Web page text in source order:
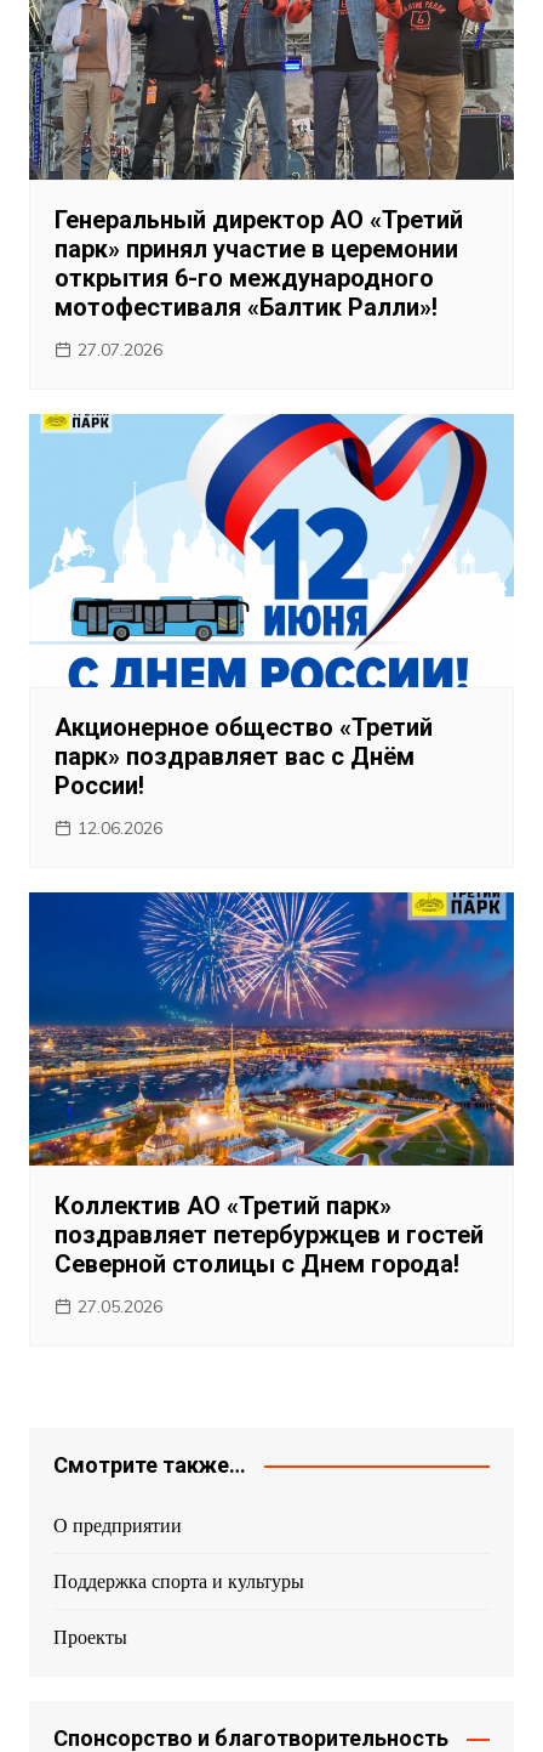
Генеральный директор АО «Третий
парк» принял участие в церемонии
открытия 6-го международного
мотофестиваля «Балтик Ралли»!
27.07.2026
Акционерное общество «Третий
парк» поздравляет вас с Днём
России!
12.06.2026
Коллектив АО «Третий парк»
поздравляет петербуржцев и гостей
Северной столицы с Днем города!
27.05.2026
Смотрите также…
О предприятии
Поддержка спорта и культуры
Проекты
Спонсорство и благотворительность